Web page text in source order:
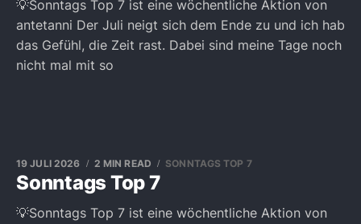
💡Sonntags Top 7 ist eine wöchentliche Aktion von
antetanni Der Juli neigt sich dem Ende zu und ich hab
das Gefühl, die Zeit rast. Dabei sind meine Tage noch
nicht mal mit so
Sonntags Top 7
19 JULI 2026 2 MIN READ SONNTAGS TOP 7
💡Sonntags Top 7 ist eine wöchentliche Aktion von